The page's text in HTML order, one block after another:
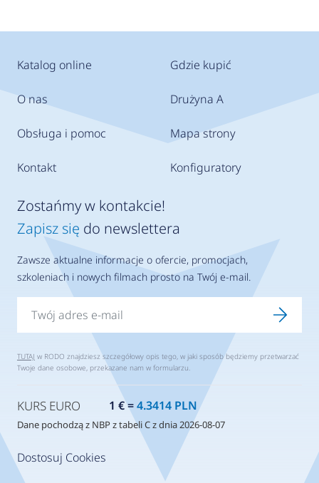
Katalog online
O nas
Obsługa i pomoc
Kontakt
Gdzie kupić
Drużyna A
Mapa strony
Konfiguratory
Dostosuj Cookies
Zostańmy w kontakcie!
Zapisz się do newslettera
Zawsze aktualne informacje o ofercie, promocjach,
szkoleniach i nowych filmach prosto na Twój e-mail.
TUTAJ w RODO znajdziesz szczegółowy opis tego, w jaki sposób będziemy przetwarzać
Twoje dane osobowe, przekazane nam w formularzu.
KURS EURO 1 € =4.3414 PLN
Dane pochodzą z NBP z tabeli C z dnia 2026-08-07